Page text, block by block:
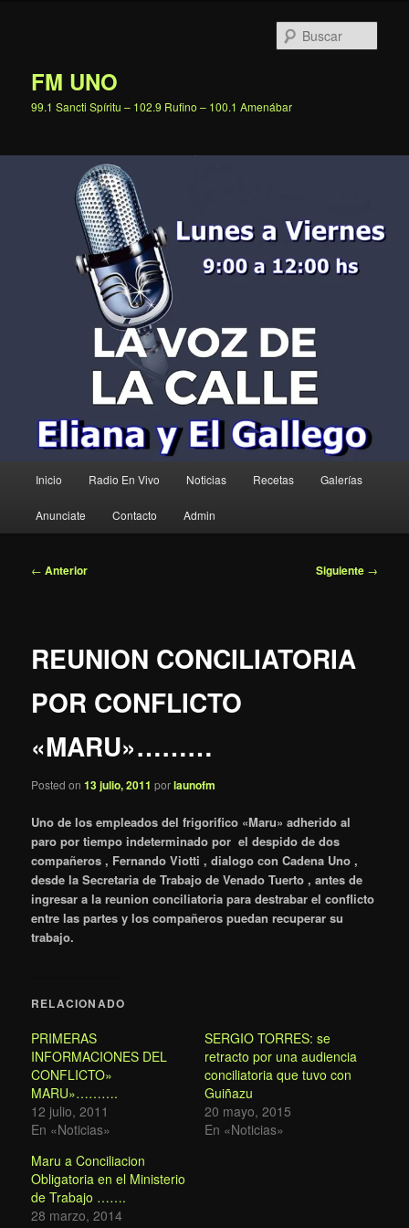
FM UNO
99.1 Sancti Spíritu – 102.9 Rufino – 100.1 Amenábar
principal
Inicio Radio En Vivo Noticias Recetas Galerías
Anunciate Contacto Admin
Navegación
← Anterior Siguiente →
REUNION CONCILIATORIA
POR CONFLICTO
«MARU»………
Posted on13 julio, 2011 porlaunofm
Uno de los empleados del frigorifico «Maru» adherido al
paro por tiempo indeterminado por el despido de dos
compañeros , Fernando Viotti , dialogo con Cadena Uno ,
desde la Secretaria de Trabajo de Venado Tuerto , antes de
ingresar a la reunion conciliatoria para destrabar el conflicto
entre las partes y los compañeros puedan recuperar su
trabajo.
RELACIONADO
PRIMERAS
INFORMACIONES DEL
CONFLICTO»
MARU»……….
12 julio, 2011
En «Noticias»
SERGIO TORRES: se
retracto por una audiencia
conciliatoria que tuvo con
Guiñazu
20 mayo, 2015
En «Noticias»
Maru a Conciliacion
Obligatoria en el Ministerio
de Trabajo …….
28 marzo, 2014